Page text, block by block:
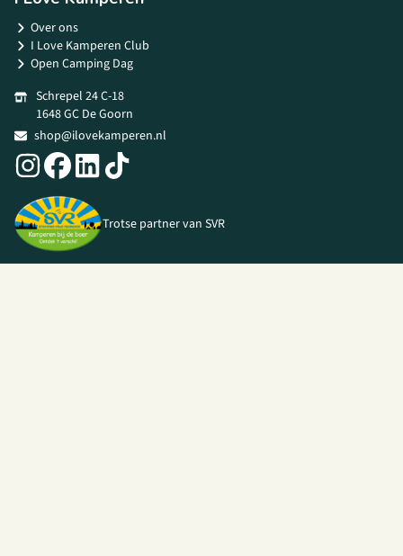
Over ons
I Love Kamperen Club
Open Camping Dag
Schrepel 24 C-18
1648 GC De Goorn
shop@ilovekamperen.nl
Trotse partner van SVR